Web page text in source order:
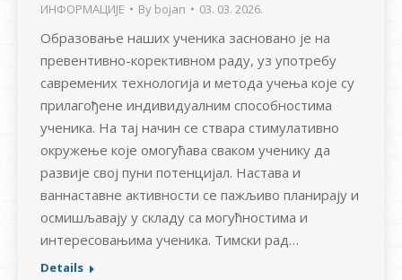
ИНФОРМАЦИЈЕ By bojan 03. 03. 2026.
Образовање наших ученика засновано је на
превентивно-корективном раду, уз употребу
савремених технологија и метода учења које су
прилагођене индивидуалним способностима
ученика. На тај начин се ствара стимулативно
окружење које омогућава сваком ученику да
развије свој пуни потенцијал. Настава и
ваннаставне активности се пажљиво планирају и
осмишљавају у складу са могућностима и
интересовањима ученика. Тимски рад…
Details